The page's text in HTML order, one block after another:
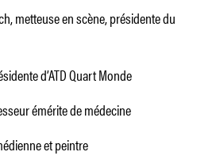
metteuse en scène, présidente du
d’ATD Quart Monde
émérite de médecine
et peintre